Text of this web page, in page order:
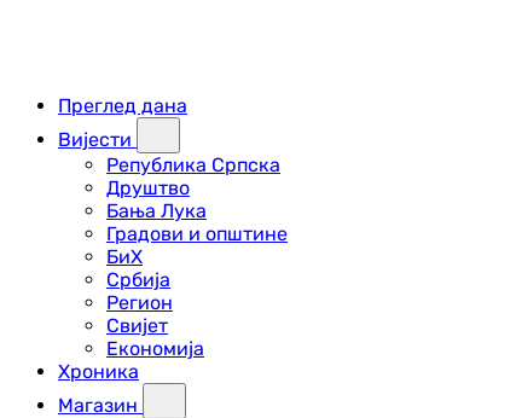
Преглед дана
Вијести
Република Српска
Друштво
Бања Лука
Градови и општине
БиХ
Србија
Регион
Свијет
Економија
Хроника
Магазин